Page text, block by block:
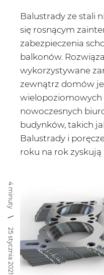
Balustrady ze stali
się rosnącym
zabezpieczenia
balkonów.
wykorzystywane
zewnątrz domów
wielopoziomowych
nowoczesnych
budynków, takich
Balustrady i
roku na rok zyskują
4 minuty
25 stycznia 2021